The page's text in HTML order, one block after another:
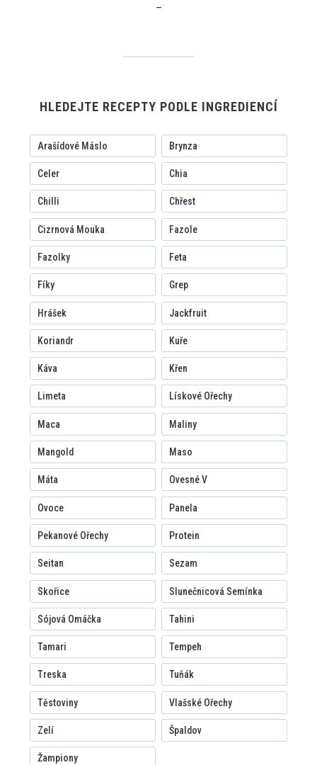
–
HLEDEJTE RECEPTY PODLE INGREDIENCÍ
Arašídové Máslo Brynza
Celer Chia
Chilli Chřest
Cizrnová Mouka Fazole
Fazolky Feta
Fíky Grep
Hrášek Jackfruit
Koriandr Kuře
Káva Křen
Limeta Lískové Ořechy
Maca Maliny
Mangold Maso
Máta Ovesné V
Ovoce Panela
Pekanové Ořechy Protein
Seitan Sezam
Skořice Slunečnicová Semínka
Sójová Omáčka Tahini
Tamari Tempeh
Treska Tuňák
Těstoviny Vlašské Ořechy
Zelí Špaldov
Žampiony